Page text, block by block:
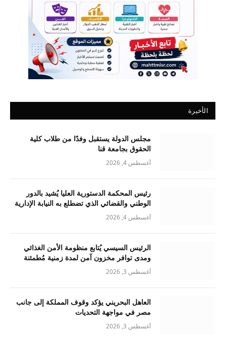
الأخيرة
مجلس الدولة يستقبل وفدًا من طلاب كلية
الحقوق بجامعة قنا
أغسطس 4, 2026
رئيس المحكمة الدستورية العليا يُشيد بالدور
الوطني والقضائي الذي تضطلع به النيابة الإدارية
أغسطس 4, 2026
الرئيس السيسي يُتابع منظومة الأمن الغذائي
ومدى توافر مخزون آمن لمدة زمنية مُطمئنة
أغسطس 3, 2026
العاهل البحريني يؤكد وقوف المملكة إلى جانب
مصر في مواجهة التحديات
أغسطس 3, 2026